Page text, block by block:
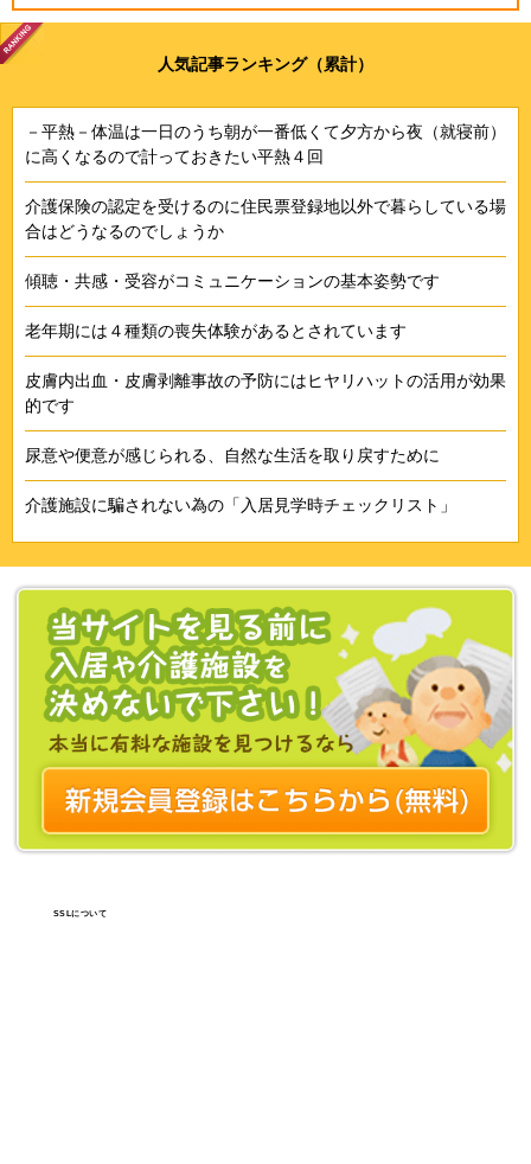
人気記事ランキング（累計）
－平熱－体温は一日のうち朝が一番低くて夕方から夜（就寝前）
に高くなるので計っておきたい平熱４回
介護保険の認定を受けるのに住民票登録地以外で暮らしている場
合はどうなるのでしょうか
傾聴・共感・受容がコミュニケーションの基本姿勢です
老年期には４種類の喪失体験があるとされています
皮膚内出血・皮膚剥離事故の予防にはヒヤリハットの活用が効果
的です
尿意や便意が感じられる、自然な生活を取り戻すために
介護施設に騙されない為の「入居見学時チェックリスト」
SSLについて